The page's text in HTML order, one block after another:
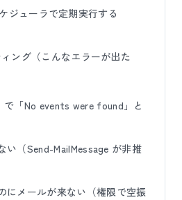
ジューラで定期実行する
ング（こんなエラーが出た
「No events were found」と
い（Send-MailMessage が非推
にメールが来ない（権限で空振